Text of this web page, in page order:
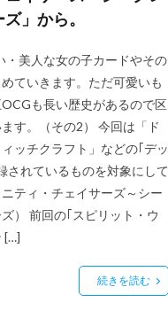
」から。
・美人な女の子カードやその
ていきます。ただ可愛いも
も長い歴史があるので区
す。（その2） 今回は「ド
ッチクラフト」などの｢デッ
されているものを対象にして
ティ・チェイサーズ～シー
） 前回の｢スピリット・ウ
[…]
続きを読む